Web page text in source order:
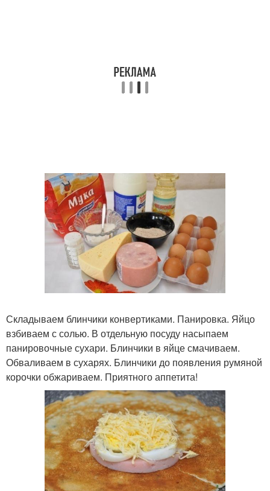
Складываем блинчики конвертиками. Панировка. Яйцо
взбиваем с солью. В отдельную посуду насыпаем
панировочные сухари. Блинчики в яйце смачиваем.
Обваливаем в сухарях. Блинчики до появления румяной
корочки обжариваем. Приятного аппетита!